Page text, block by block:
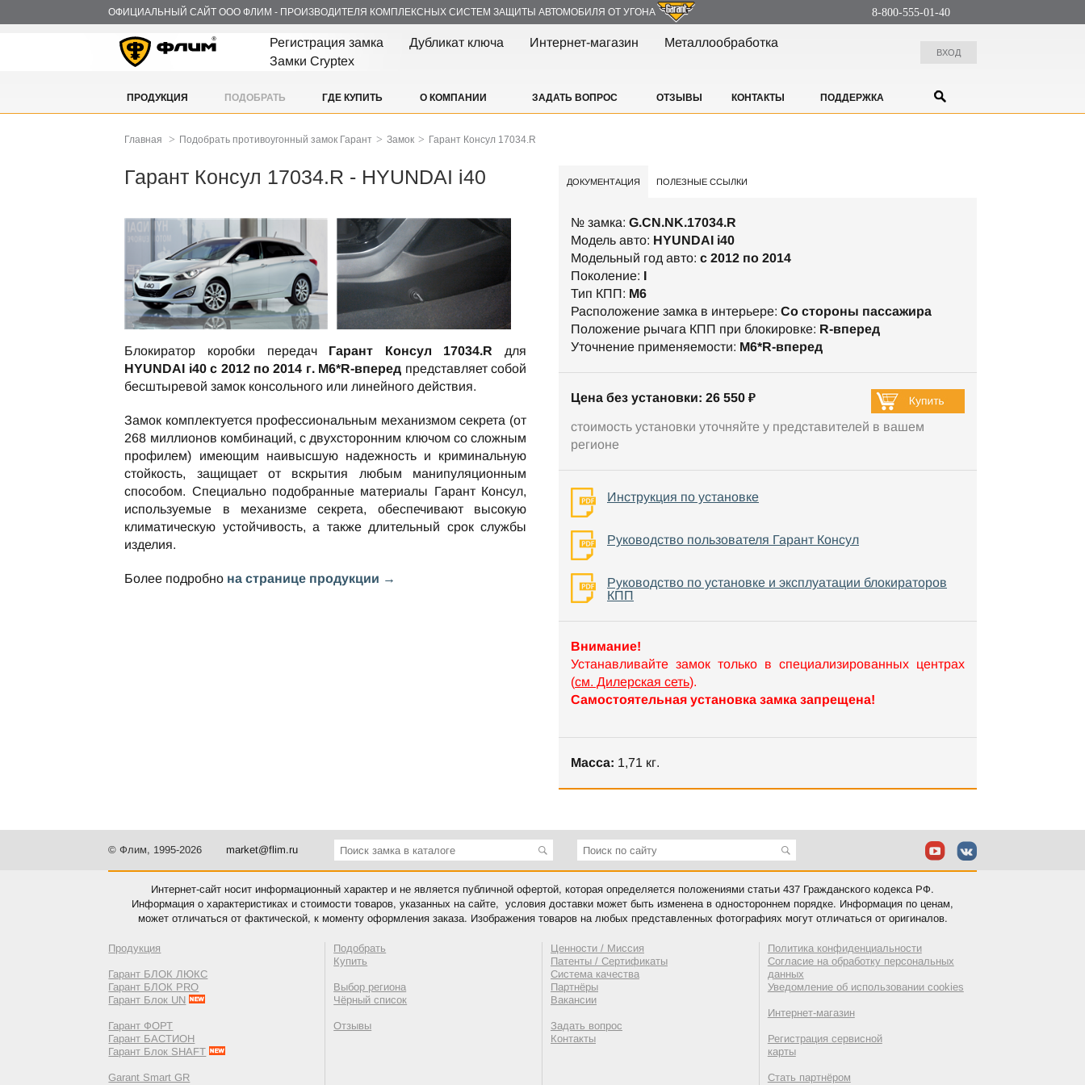
ОФИЦИАЛЬНЫЙ САЙТ ООО ФЛИМ - ПРОИЗВОДИТЕЛЯ КОМПЛЕКСНЫХ СИСТЕМ ЗАЩИТЫ АВТОМОБИЛЯ ОТ УГОНА 8-800-555-01-40
Регистрация замка Дубликат ключа Интернет-магазин
Металлообработка
Замки Cryptex
ВХОД
ПРОДУКЦИЯ ПОДОБРАТЬ ГДЕ КУПИТЬ О КОМПАНИИ ЗАДАТЬ ВОПРОС ОТЗЫВЫ КОНТАКТЫ ПОДДЕРЖКА
Главная > Подобрать противоугонный замок Гарант > Замок > Гарант Консул 17034.R
Гарант Консул 17034.R - HYUNDAI i40
Блокиратор коробки передач Гарант Консул 17034.R для
HYUNDAI i40 c 2012 по 2014 г. М6*R-вперед представляет собой
бесштыревой замок консольного или линейного действия.
Замок комплектуется профессиональным механизмом секрета (от
268 миллионов комбинаций, с двухсторонним ключом со сложным
профилем) имеющим наивысшую надежность и криминальную
стойкость, защищает от вскрытия любым манипуляционным
способом. Специально подобранные материалы Гарант Консул,
используемые в механизме секрета, обеспечивают высокую
климатическую устойчивость, а также длительный срок службы
изделия.
Более подробно на странице продукции →
ДОКУМЕНТАЦИЯ ПОЛЕЗНЫЕ ССЫЛКИ
№ замка: G.CN.NK.17034.R
Модель авто: HYUNDAI i40
Модельный год авто: c 2012 по 2014
Поколение: I
Тип КПП: М6
Расположение замка в интерьере: Со стороны пассажира
Положение рычага КПП при блокировке: R-вперед
Уточнение применяемости: М6*R-вперед
Цена без установки: 26 550 ₽
стоимость установки уточняйте у представителей в вашем
регионе
Инструкция по установке
Руководство пользователя Гарант Консул
Руководство по установке и эксплуатации блокираторов
КПП
Внимание!
Устанавливайте замок только в специализированных центрах
(см. Дилерская сеть).
Самостоятельная установка замка запрещена!
Масса: 1,71 кг.
© Флим, 1995-2026 market@flim.ru
Интернет-сайт носит информационный характер и не является публичной офертой, которая определяется положениями статьи 437 Гражданского кодекса РФ.
Информация о характеристиках и стоимости товаров, указанных на сайте, условия доставки может быть изменена в одностороннем порядке. Информация по ценам,
может отличаться от фактической, к моменту оформления заказа. Изображения товаров на любых представленных фотографиях могут отличаться от оригиналов.
Продукция
Гарант БЛОК ЛЮКС
Гарант БЛОК PRO
Гарант Блок UN
Гарант ФОРТ
Гарант БАСТИОН
Гарант Блок SHAFT
Garant Smart GR
Подобрать
Купить
Выбор региона
Чёрный список
Отзывы
Ценности / Миссия
Патенты / Сертификаты
Система качества
Партнёры
Вакансии
Задать вопрос
Контакты
Политика конфиденциальности
Согласие на обработку персональных
данных
Уведомление об использовании cookies
Интернет-магазин
Регистрация сервисной
карты
Стать партнёром